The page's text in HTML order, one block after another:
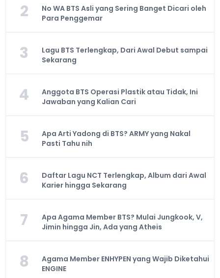
2
No WA BTS Asli yang Sering Banget Dicari oleh
Para Penggemar
3
Lagu BTS Terlengkap, Dari Awal Debut sampai
Sekarang
4
Anggota BTS Operasi Plastik atau Tidak, Ini
Jawaban yang Kalian Cari
5
Apa Arti Yadong di BTS? ARMY yang Nakal
Pasti Tahu nih
6
Daftar Lagu NCT Terlengkap, Album dari Awal
Karier hingga Sekarang
7
Apa Agama Member BTS? Mulai Jungkook, V,
Jimin hingga Jin, Ada yang Atheis
8
Agama Member ENHYPEN yang Wajib Diketahui
ENGINE